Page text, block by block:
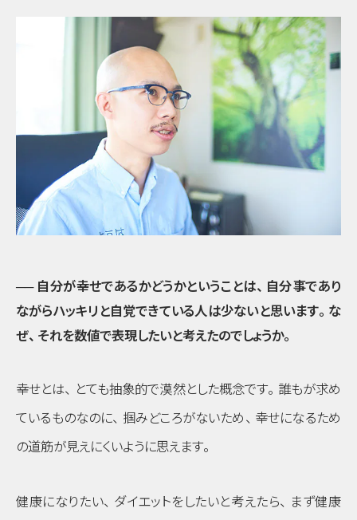
── 自分が幸せであるかどうかということは、 自分事であり
ながらハッキリと自覚できている人は少ないと思います。 な
ぜ、 それを数値で表現したいと考えたのでしょうか。
幸せとは、 とても抽象的で漠然とした概念です。 誰もが求め
ているものなのに、 掴みどころがないため 、 幸せになるため
の道筋が見えにくいように思えます。
健康になりたい、 ダイエットをしたいと考えたら、
まず健康